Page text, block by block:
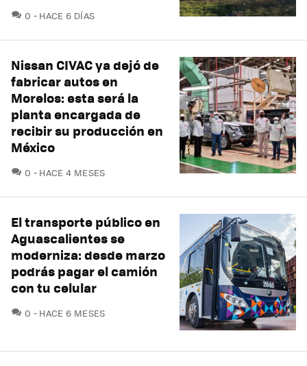
0 COMENTARIOS
HACE 6 DÍAS
Nissan CIVAC ya dejó de
fabricar autos en
Morelos: esta será la
planta encargada de
recibir su producción en
México
0 COMENTARIOS
HACE 4 MESES
El transporte público en
Aguascalientes se
moderniza: desde marzo
podrás pagar el camión
con tu celular
0 COMENTARIOS
HACE 6 MESES